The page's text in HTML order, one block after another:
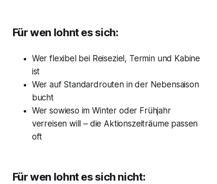
Für wen lohnt es sich:
Wer flexibel bei Reiseziel, Termin und Kabine
ist
Wer auf Standardrouten in der Nebensaison
bucht
Wer sowieso im Winter oder Frühjahr
verreisen will – die Aktionszeiträume passen
oft
Für wen lohnt es sich nicht: